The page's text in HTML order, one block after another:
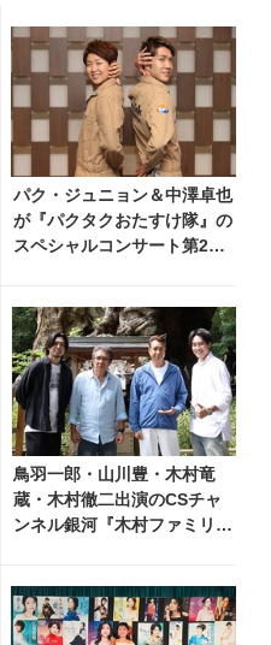
パク・ジュニョン＆中澤卓也
が『パクタクおたすけ隊』の
スペシャルコンサート第2弾
鳥羽一郎・山川豊・木村竜
蔵・木村徹二出演のCSチャ
ンネル銀河『木村ファミリー
送回の収録の模様を密着レポ
ート！